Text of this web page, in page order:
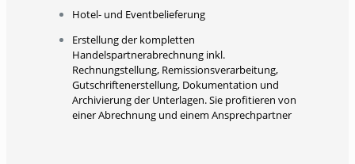
Hotel- und Eventbelieferung
Erstellung der kompletten
Handelspartnerabrechnung inkl.
Rechnungstellung, Remissionsverarbeitung,
Gutschriftenerstellung, Dokumentation und
Archivierung der Unterlagen. Sie profitieren von
einer Abrechnung und einem Ansprechpartner